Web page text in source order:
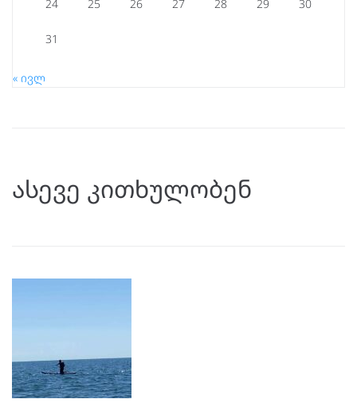
24 25 26 27 28 29 30
31
« ივლ
ასევე კითხულობენ